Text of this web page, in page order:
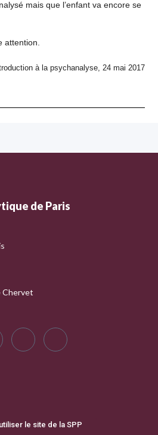
mais que l’enfant va encore se
attention.
à la psychanalyse, 24 mai 2017
de Paris
Chervet
le site de la SPP